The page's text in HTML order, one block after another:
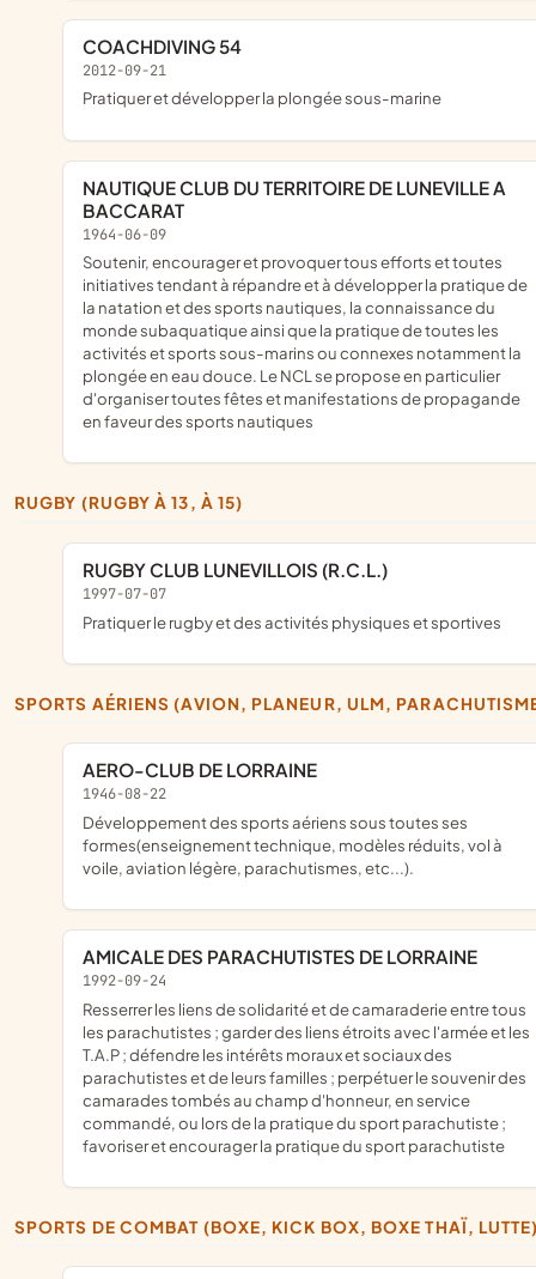
COACHDIVING 54
2012-09-21
pratiquer et développer la plongée sous-marine
NAUTIQUE CLUB DU TERRITOIRE DE LUNEVILLE A
BACCARAT
1964-06-09
soutenir, encourager et provoquer tous efforts et toutes
initiatives tendant à répandre et à développer la pratique de
la natation et des sports nautiques, la connaissance du
monde subaquatique ainsi que la pratique de toutes les
activités et sports sous-marins ou connexes notamment la
plongée en eau douce. Le NCL se propose en particulier
d'organiser toutes fêtes et manifestations de propagande
en faveur des sports nautiques
RUGBY (RUGBY À 13, À 15)
RUGBY CLUB LUNEVILLOIS (R.C.L.)
1997-07-07
pratiquer le rugby et des activités physiques et sportives
SPORTS AÉRIENS (AVION, PLANEUR, ULM,
AERO-CLUB DE LORRAINE
1946-08-22
développement des sports aériens sous toutes ses
formes(enseignement technique, modèles réduits, vol à
voile, aviation légère, parachutismes, etc...).
AMICALE DES PARACHUTISTES DE LORRAINE
1992-09-24
resserrer les liens de solidarité et de camaraderie entre tous
les parachutistes ; garder des liens étroits avec l'armée et les
T.A.P ; défendre les intérêts moraux et sociaux des
parachutistes et de leurs familles ; perpétuer le souvenir des
camarades tombés au champ d'honneur, en service
commandé, ou lors de la pratique du sport parachutiste ;
favoriser et encourager la pratique du sport parachutiste
SPORTS DE COMBAT (BOXE, KICK BOX, BOXE THAÏ,